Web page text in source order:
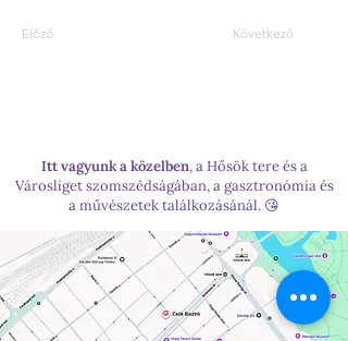
Előző Következő
Itt vagyunk a közelben, a Hősök tere és a
Városliget szomszédságában, a gasztronómia és
a művészetek találkozásánál. 😘